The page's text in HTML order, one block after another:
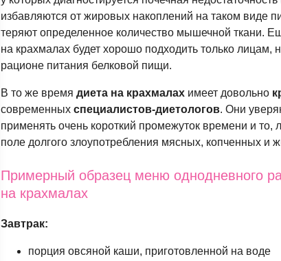
избавляются от жировых накоплений на таком виде
теряют определенное количество мышечной ткани.
на крахмалах будет хорошо подходить только лицам,
рационе питания белковой пищи.
В то же времядиета на крахмалах имеет довольно
современныхспециалистов-диетологов. Они
применять очень короткий промежуток времени и то,
поле долгого злоупотребления мясных, копченных и
Примерный образец меню однодневного
на
Завтрак:
порция овсяной каши, приготовленной на воде